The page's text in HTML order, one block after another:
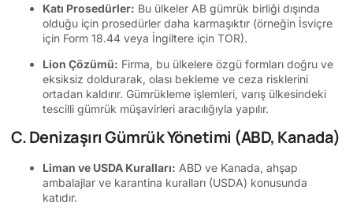
Katı Prosedürler: Bu ülkeler AB gümrük birliği dışında
olduğu için prosedürler daha karmaşıktır (örneğin İsviçre
için Form 18.44 veya İngiltere için TOR).
Lion Çözümü: Firma, bu ülkelere özgü formları doğru ve
eksiksiz doldurarak, olası bekleme ve ceza risklerini
ortadan kaldırır. Gümrükleme işlemleri, varış ülkesindeki
tescilli gümrük müşavirleri aracılığıyla yapılır.
C. Denizaşırı Gümrük Yönetimi (ABD, Kanada)
Liman ve USDA Kuralları: ABD ve Kanada, ahşap
ambalajlar ve karantina kuralları (USDA) konusunda
katıdır.